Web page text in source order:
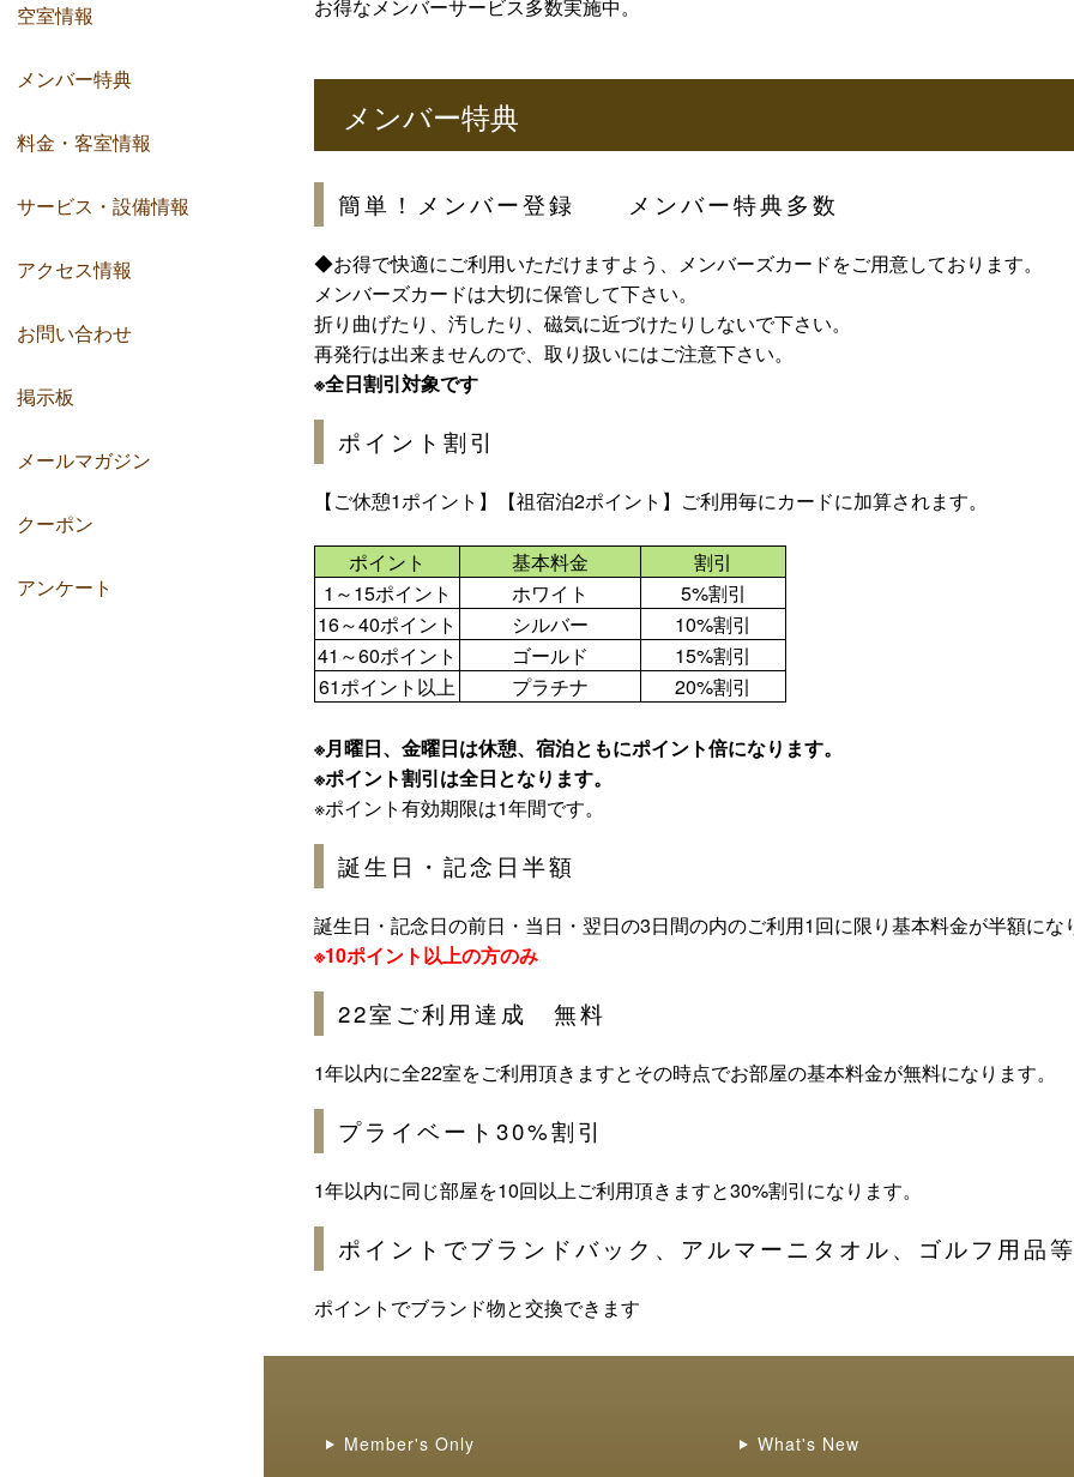
空室情報
メンバー特典
料金・客室情報
サービス・設備情報
アクセス情報
お問い合わせ
掲示板
メールマガジン
クーポン
アンケート
お得なメンバーサービス多数実施中。
メンバー特典
簡単！メンバー登録 メンバー特典多数
◆お得で快適にご利用いただけますよう、メンバーズカードをご用意しております。
メンバーズカードは大切に保管して下さい。
折り曲げたり、汚したり、磁気に近づけたりしないで下さい。
再発行は出来ませんので、取り扱いにはご注意下さい。
※全日割引対象です
ポイント割引
【ご休憩1ポイント】【祖宿泊2ポイント】ご利用毎にカードに加算されます。
ポイント 基本料金
割引
1～15ポイント
ホワイト
5%割引
16～40ポイント
シルバー
10%割引
41～60ポイント
ゴールド
15%割引
61ポイント以上
プラチナ 20%割引
※月曜日、金曜日は休憩、宿泊ともにポイント倍になります。
※ポイント割引は全日となります。
※ポイント有効期限は1年間です。
誕生日・記念日半額
誕生日・記念日の前日・当日・翌日の3日間の内のご利用1回に限り基本料金が半額にな
※10ポイント以上の方のみ
22室ご利用達成 無料
1年以内に全22室をご利用頂きますとその時点でお部屋の基本料金が無料になります。
プライベート30%割引
1年以内に同じ部屋を10回以上ご利用頂きますと30%割引になります。
ポイントでブランドバック、アルマーニタオル、ゴルフ用品
ポイントでブランド物と交換できます
Member's Only What's New